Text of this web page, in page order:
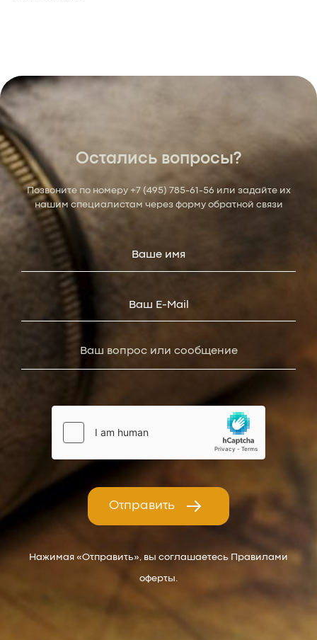
Остались вопросы?
Позвоните по номеру +7 (495) 785-61-56 или задайте их
нашим специалистам через форму обратной связи
Отправить
Нажимая «Отправить», вы соглашаетесь Правилами
оферты.